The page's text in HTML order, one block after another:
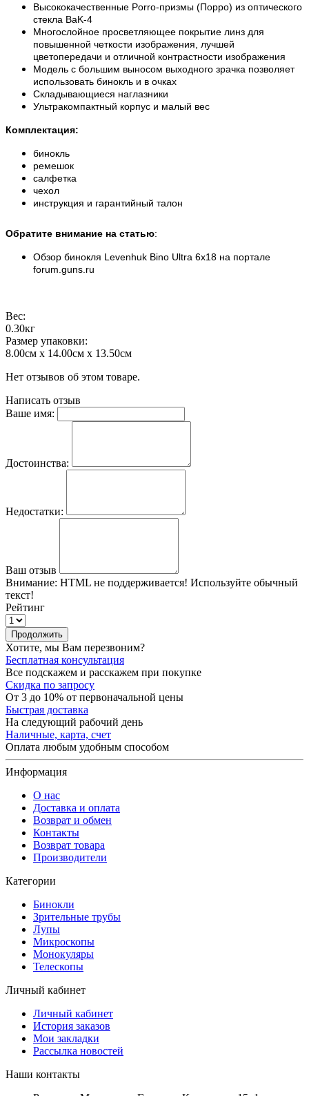
Высококачественные Porro-призмы (Порро) из оптического
стекла BaK-4
Многослойное просветляющее покрытие линз для
повышенной четкости изображения, лучшей
цветопередачи и отличной контрастности изображения
Модель с большим выносом выходного зрачка позволяет
использовать бинокль и в очках
Складывающиеся наглазники
Ультракомпактный корпус и малый вес
Комплектация:
бинокль
ремешок
салфетка
чехол
инструкция и гарантийный талон
Обратите внимание на статью:
Обзор бинокля Levenhuk Bino Ultra 6x18 на портале
forum.guns.ru
Вес:
0.30кг
Размер упаковки:
8.00см x 14.00см x 13.50см
Нет отзывов об этом товаре.
Написать отзыв
Ваше имя:
Достоинства:
Недостатки:
Ваш отзыв
Внимание: HTML не поддерживается! Используйте обычный
текст!
Рейтинг
Продолжить
Хотите, мы Вам перезвоним?
Бесплатная консультация
Все подскажем и расскажем при покупке
Скидка по запросу
От 3 до 10% от первоначальной цены
Быстрая доставка
На следующий рабочий день
Наличные, карта, счет
Оплата любым удобным способом
Информация
О нас
Доставка и оплата
Возврат и обмен
Контакты
Возврат товара
Производители
Категории
Бинокли
Зрительные трубы
Лупы
Микроскопы
Монокуляры
Телескопы
Личный кабинет
Личный кабинет
История заказов
Мои закладки
Рассылка новостей
Наши контакты